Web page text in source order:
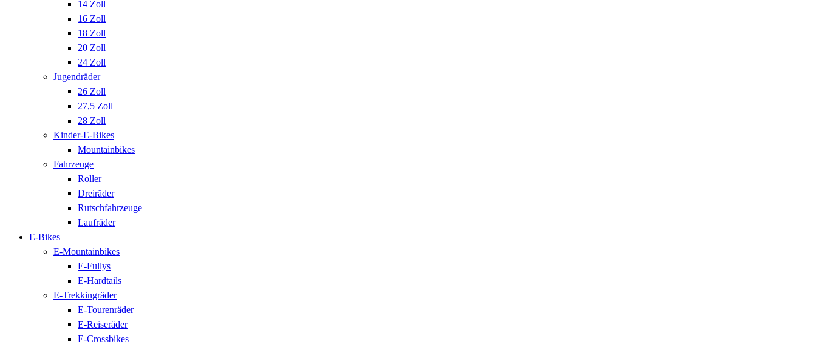
14 Zoll
16 Zoll
18 Zoll
20 Zoll
24 Zoll
Jugendräder
26 Zoll
27,5 Zoll
28 Zoll
Kinder-E-Bikes
Mountainbikes
Fahrzeuge
Roller
Dreiräder
Rutschfahrzeuge
Laufräder
E-Bikes
E-Mountainbikes
E-Fullys
E-Hardtails
E-Trekkingräder
E-Tourenräder
E-Reiseräder
E-Crossbikes